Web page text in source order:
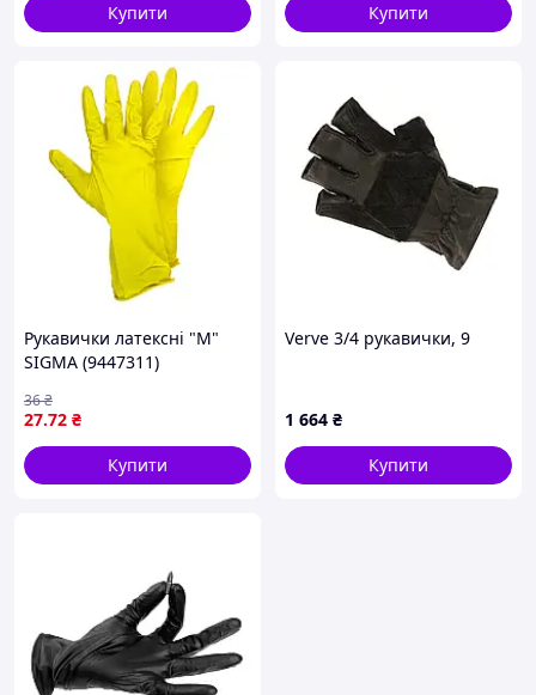
Купити
Купити
Рукавички латексні "M"
SIGMA (9447311)
27.72 ₴
36₴
Купити
Verve 3/4 рукавички, 9
1 664 ₴
Купити